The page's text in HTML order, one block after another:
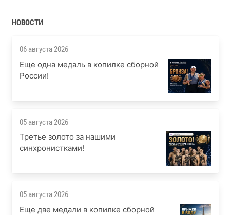
НОВОСТИ
06 августа 2026
Еще одна медаль в копилке сборной
России!
05 августа 2026
Третье золото за нашими
синхронистками!
05 августа 2026
Еще две медали в копилке сборной